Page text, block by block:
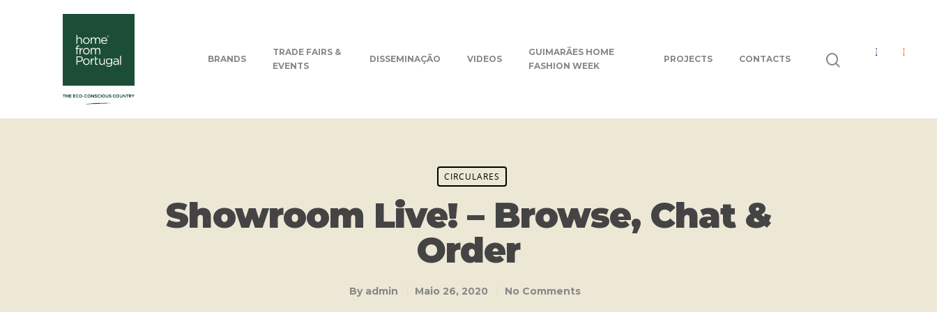
BRANDS
TRADE FAIRS &
EVENTS
DISSEMINAÇÃO VIDEOS
GUIMARÃES HOME
FASHION WEEK
PROJECTS CONTACTS
CIRCULARES
Showroom Live! – Browse, Chat &
Order
By admin Maio 26, 2020 No Comments